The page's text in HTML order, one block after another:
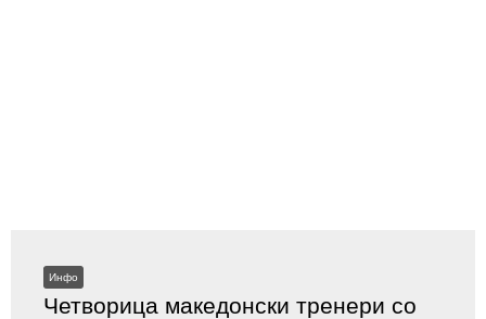
Инфо
Четворица македонски тренери со